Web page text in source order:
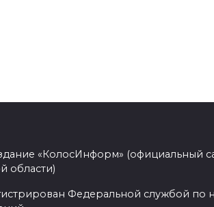
«КолосИнформ» (официальный
области)
Федеральной службой по